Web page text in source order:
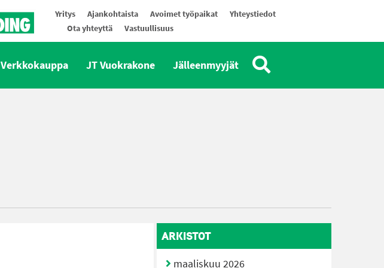
Yritys Ajankohtaista Avoimet työpaikat
Yhteystiedot
Ota yhteyttä
Vastuullisuus
Verkkokauppa JT Vuokrakone Jälleenmyyjät
ARKISTOT
maaliskuu 2026